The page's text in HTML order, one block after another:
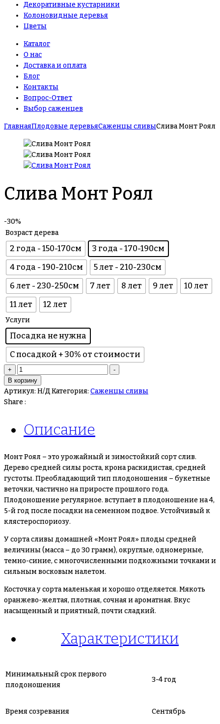
Декоративные кустарники
Колоновидные деревья
Цветы
Каталог
О нас
Доставка и оплата
Блог
Контакты
Вопрос-Ответ
Выбор саженцев
ГлавнаяПлодовые деревьяСаженцы сливыСлива Монт Роял
Слива Монт Роял
-30%
Возраст дерева
2 года - 150-170см
3 года - 170-190см
4 года - 190-210см
5 лет - 210-230см
6 лет - 230-250см
7 лет 8 лет 9 лет
10 лет
11 лет
12 лет
Услуги
Посадка не нужна
С посадкой + 30% от стоимости
+
-
В корзину
Артикул: Н/ДКатегория: Саженцы сливы
Share :
Описание
Монт Роял – это урожайный и зимостойкий сорт слив.
Дерево средней силы роста, крона раскидистая, средней
густоты. Преобладающий тип плодоношения – букетные
веточки, частично на приросте прошлого года.
Плодоношение регулярное. вступает в плодоношение на 4,
5-й год после посадки на семенном подвое. Устойчивый к
клястероспориозу.
У сорта сливы домашней «Монт Роял» плоды средней
величины (масса – до 30 грамм), округлые, одномерные,
темно-синие, с многочисленными подкожными точками и
сильным восковым налетом.
Косточка у сорта маленькая и хорошо отделяется. Мякоть
оранжево-желтая, плотная, сочная и ароматная. Вкус
насыщенный и приятный, почти сладкий.
Характеристики
Минимальный срок первого
плодоношения
3-4 год
Время созревания Сентябрь